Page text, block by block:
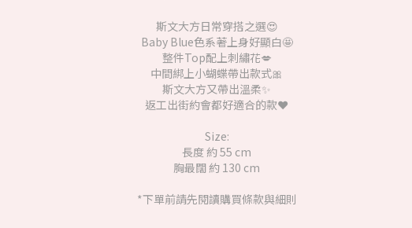
斯文大方日常穿搭之選😍
Baby Blue色系著上身好顯白🤩
整件Top配上刺繡花💋
中間綁上小蝴蝶帶出款式🎀
斯文大方又帶出溫柔✨
返工出街約會都好適合的款❤️
Size:
長度 約 55 cm
胸最闊 約 130 cm
*下單前請先閱讀購買條款與細則